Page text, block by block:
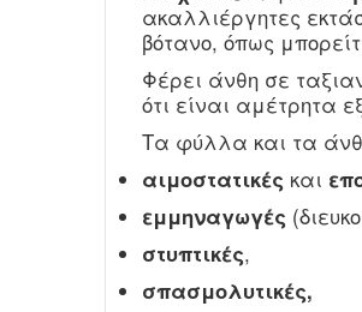
ακαλλιέργητες
βότανο, όπως
Φέρει άνθη σε
ότι είναι αμέτρητα
Τα φύλλα και τα
αιμοστατικές και
εμμηναγωγές
στυπτικές,
σπασμολυτικές,